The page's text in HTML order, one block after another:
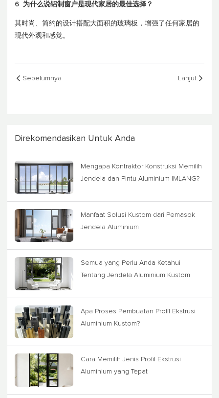
6 为什么说铝制窗户是现代家居的最佳选择？
其时尚、简约的设计搭配大面积的玻璃板，增强了任何家居的
现代外观和感觉。
Sebelumnya Lanjut
Direkomendasikan Untuk Anda
Mengapa Kontraktor Konstruksi Memilih
Jendela dan Pintu Aluminium IMLANG?
Manfaat Solusi Kustom dari Pemasok
Jendela Aluminium
Semua yang Perlu Anda Ketahui
Tentang Jendela Aluminium Kustom
Apa Proses Pembuatan Profil Ekstrusi
Aluminium Kustom?
Cara Memilih Jenis Profil Ekstrusi
Aluminium yang Tepat